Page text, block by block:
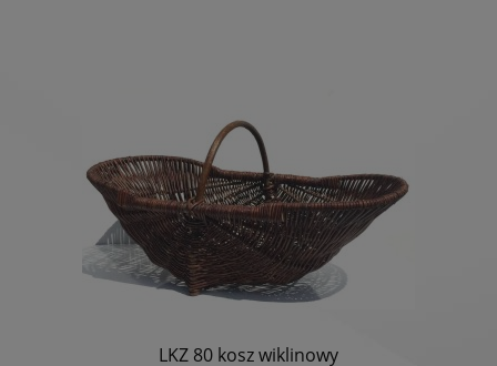
LKZ 80 kosz wiklinowy